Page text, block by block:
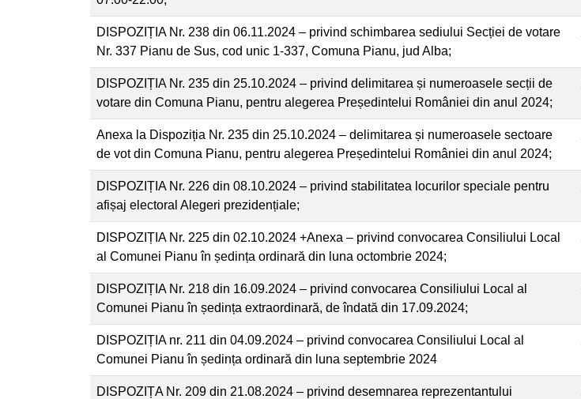
DISPOZIȚIA Nr. 238 din 06.11.2024 – privind schimbarea sediului Secției de votare
Nr. 337 Pianu de Sus, cod unic 1-337, Comuna Pianu, jud Alba;
DISPOZIȚIA Nr. 235 din 25.10.2024 – privind delimitarea și numeroasele secții de
votare din Comuna Pianu, pentru alegerea Președintelui României din anul 2024;
Anexa la Dispoziția Nr. 235 din 25.10.2024 – delimitarea și numeroasele sectoare
de vot din Comuna Pianu, pentru alegerea Președintelui României din anul 2024;
DISPOZIȚIA Nr. 226 din 08.10.2024 – privind stabilitatea locurilor speciale pentru
afișaj electoral Alegeri prezidențiale;
DISPOZIȚIA Nr. 225 din 02.10.2024 +Anexa – privind convocarea Consiliului Local
al Comunei Pianu în ședința ordinară din luna octombrie 2024;
DISPOZIȚIA Nr. 218 din 16.09.2024 – privind convocarea Consiliului Local al
Comunei Pianu în ședința extraordinară, de îndată din 17.09.2024;
DISPOZIȚIA nr. 211 din 04.09.2024 – privind convocarea Consiliului Local al
Comunei Pianu în ședința ordinară din luna septembrie 2024
DISPOZIȚA Nr. 209 din 21.08.2024 – privind desemnarea reprezentantului